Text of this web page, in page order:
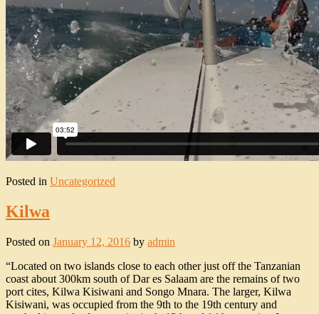
Posted in Uncategorized
Kilwa
Posted on January 12, 2016 by admin
“Located on two islands close to each other just off the Tanzanian
coast about 300km south of Dar es Salaam are the remains of two
port cites, Kilwa Kisiwani and Songo Mnara. The larger, Kilwa
Kisiwani, was occupied from the 9th to the 19th century and